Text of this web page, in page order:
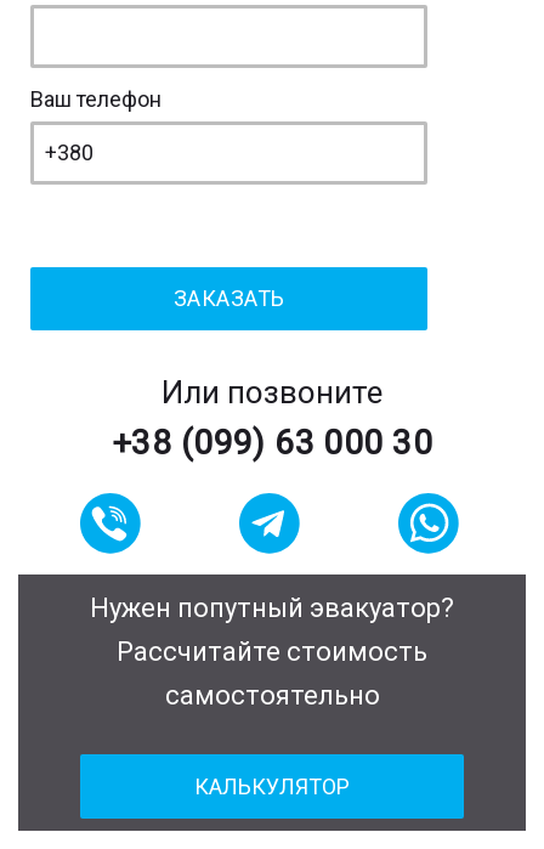
Ваш телефон
Или позвоните
+38 (099) 63 000 30
Нужен попутный эвакуатор?
Рассчитайте стоимость
самостоятельно
КАЛЬКУЛЯТОР